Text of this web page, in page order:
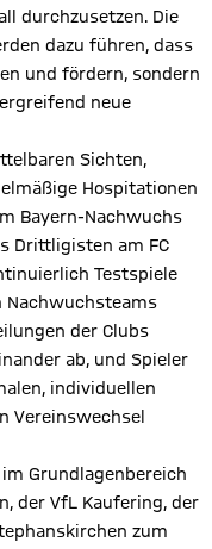
durchzusetzen. Die
dazu führen, dass
und fördern, sondern
neue
Sichten,
Hospitationen
Bayern-Nachwuchs
Drittligisten am FC
Testspiele
Nachwuchsteams
der Clubs
ab, und Spieler
individuellen
Vereinswechsel
Grundlagenbereich
der VfL Kaufering, der
zum